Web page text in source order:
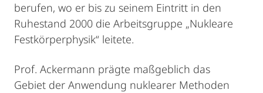
berufen, wo er bis zu seinem Eintritt in den
Ruhestand 2000 die Arbeitsgruppe „Nukleare
Festkörperphysik“ leitete.
Prof. Ackermann prägte maßgeblich das
Gebiet der Anwendung nuklearer Methoden